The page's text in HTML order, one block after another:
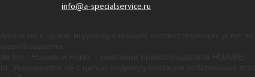
info@a-specialservice.ru